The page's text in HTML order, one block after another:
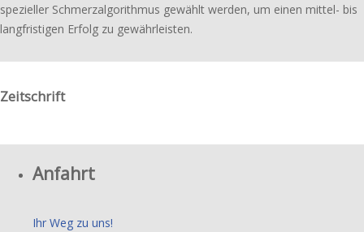
spezi­el­ler Schmerzalgorithmus gewählt werden, um einen mittel- bis
lang­fris­ti­gen Erfolg zu gewährleisten.
Zeitschrift
Anfahrt
Ihr Weg zu uns!